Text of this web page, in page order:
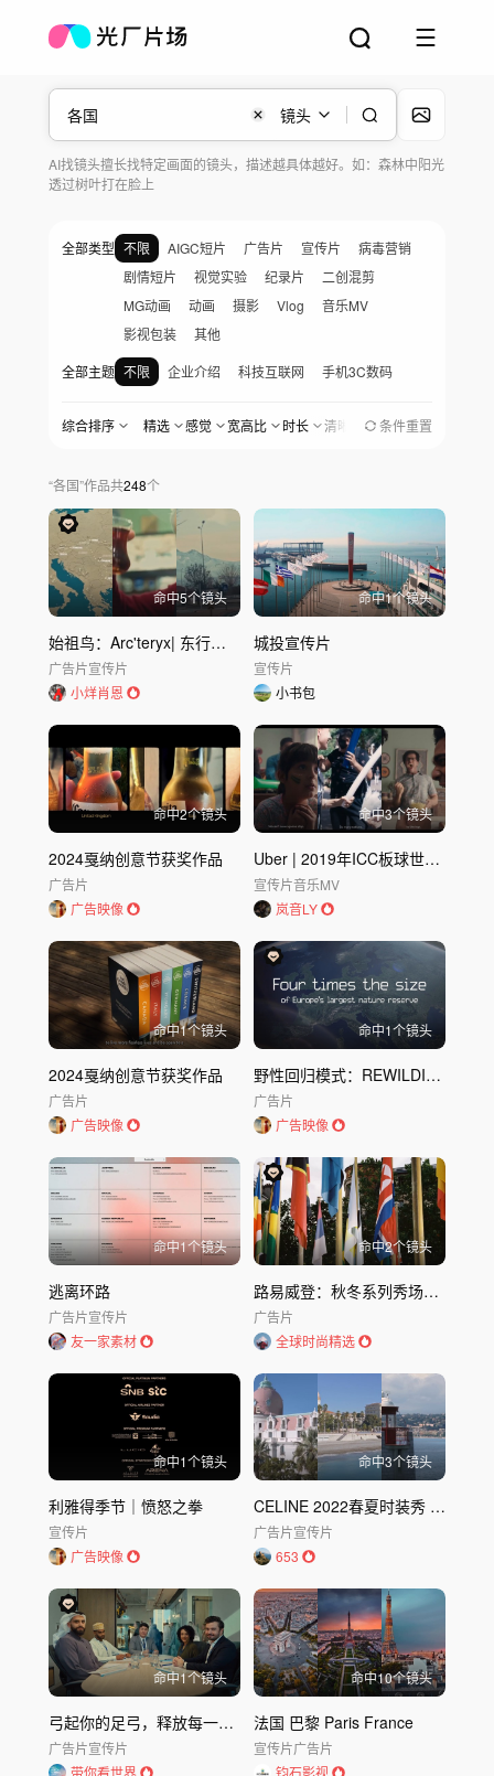
镜头
AI找镜头擅长找特定画面的镜头，描述越具体越好。如：森林中阳光
透过树叶打在脸上
全部类型 不限 AIGC短片 广告片 宣传片
病毒营销
剧情短片
视觉实验 纪录片
二创混剪
MG动画
动画 摄影 Vlog
音乐MV
影视包装
其他
全部主题 不限 企业介绍 科技互联网
手机3C数码
美食餐饮
家居家电 服饰美妆
婚礼爱情
女性与职场
节日与活动
城市文旅 风光地理
建筑空间
工业基建
传统非遗 表演艺术
体育运动
教育科普
游戏电竞
其他
发布时间
不限 30天内 半年内 一年内
综合排序 精选 感觉 宽高比 时长 清晰度 地区 创作时间
条件重置
“各国”作品共248个
命中5个镜头
始祖鸟：Arc'teryx| 东行之旅
广告片宣传片
小烊肖恩
命中1个镜头
城投宣传片
宣传片
小书包
命中2个镜头
2024戛纳创意节获奖作品
广告片
广告映像
命中3个镜头
Uber | 2019年ICC板球世界杯主题曲
宣传片音乐MV
岚音LY
命中1个镜头
2024戛纳创意节获奖作品
广告片
广告映像
命中1个镜头
野性回归模式：REWILDING MODE
广告片
广告映像
命中1个镜头
逃离环路
广告片宣传片
友一家素材
命中2个镜头
路易威登：秋冬系列秀场预告
广告片
全球时尚精选
命中1个镜头
利雅得季节｜愤怒之拳
宣传片
广告映像
命中3个镜头
CELINE 2022春夏时装秀 Lisa登上CELINE伸展台，风格超洒脱
广告片宣传片
653
命中1个镜头
弓起你的足弓，释放每一步的力量
广告片宣传片
命中10个镜头
法国 巴黎 Paris France
宣传片广告片